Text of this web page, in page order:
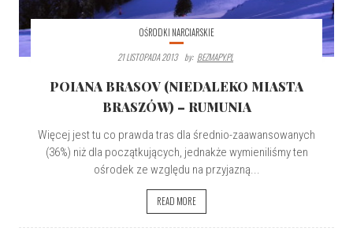
OŚRODKI NARCIARSKIE
21 LISTOPADA 2013
By: BEZMAPY.PL
POIANA BRASOV (NIEDALEKO MIASTA
BRASZÓW) – RUMUNIA
Więcej jest tu co prawda tras dla średnio-zaawansowanych
(36%) niż dla początkujących, jednakże wymieniliśmy ten
ośrodek ze względu na przyjazną...
READ MORE